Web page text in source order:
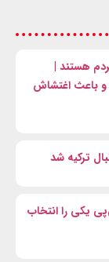
هستند |
و باعث اغتشاش
ترکیه شد
یکی را انتخاب